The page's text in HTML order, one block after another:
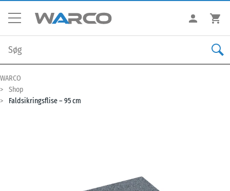
WARCO
Shop
Faldsikringsflise – 95 cm